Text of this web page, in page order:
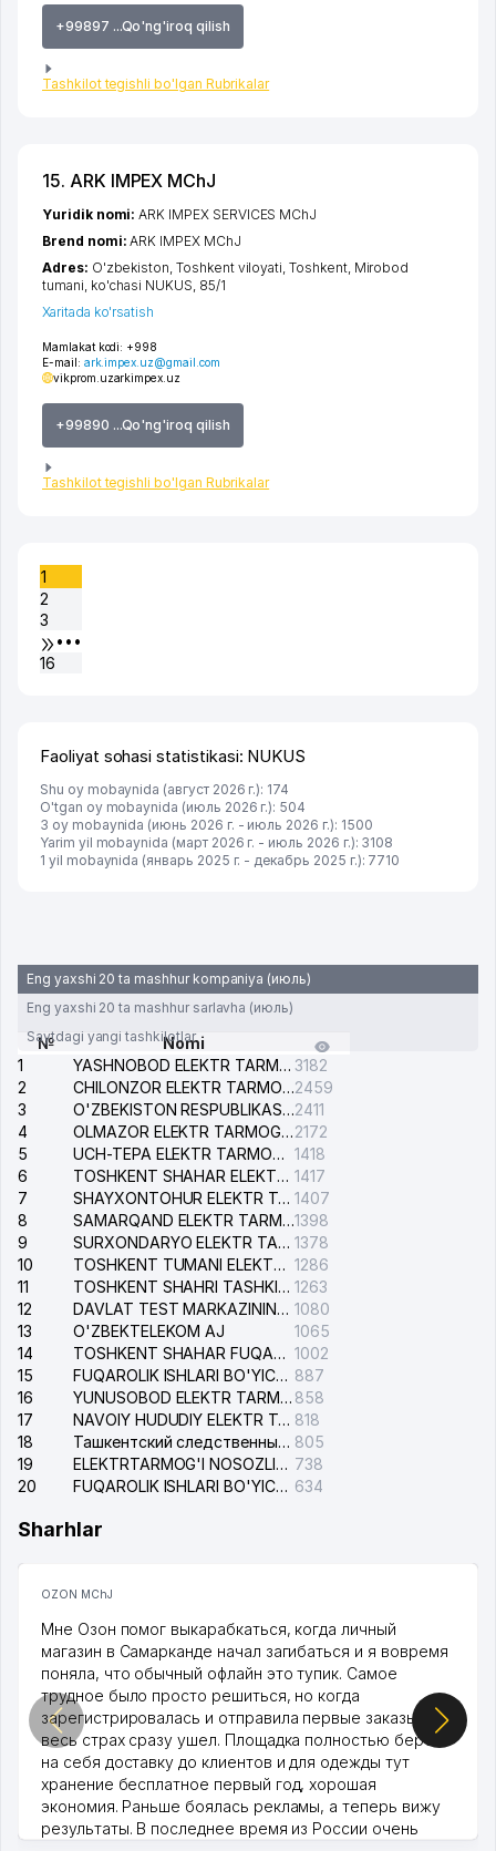
+99897 ...Qo'ng'iroq qilish
Tashkilot tegishli bo'lgan Rubrikalar
15. ARK IMPEX MChJ
Mamlakat kodi: +998
E-mail: ark.impex.uz@gmail.com
vikprom.uzarkimpex.uz
+99890 ...Qo'ng'iroq qilish
Tashkilot tegishli bo'lgan Rubrikalar
Yuridik nomi:ARK IMPEX SERVICES MChJ
Brend nomi:ARK IMPEX MChJ
Adres: O'zbekiston,Toshkent viloyati ,Toshkent, Mirobod
tumani ko'chasi NUKUS , 85/1
Xaritada ko'rsatish
1
2
3
•••
16
Faoliyat sohasi statistikasi: NUKUS
Shu oy mobaynida (август 2026 г.): 174
O'tgan oy mobaynida (июль 2026 г.): 504
3 oy mobaynida (июнь 2026 г. - июль 2026 г.): 1500
Yarim yil mobaynida (март 2026 г. - июль 2026 г.): 3108
1 yil mobaynida (январь 2025 г. - декабрь 2025 г.): 7710
Eng yaxshi 20 ta mashhur kompaniya (июль)
Eng yaxshi 20 ta mashhur sarlavha (июль)
Saytdagi yangi tashkilotlar
№
Nomi
1
YASHNOBOD ELEKTR TARMOG'I NOSOZLIKLARI XIZMATI 3182
2
CHILONZOR ELEKTR TARMOG'I NOSOZLIK XIZMATI2459
3
O'ZBEKISTON RESPUBLIKASI BOSH PROKURATURASI ISHONCH TELEFONI2411
4
OLMAZOR ELEKTR TARMOG'I NOSOZLIKLARI XIZMATI2172
5
UCH-TEPA ELEKTR TARMOG'I NOSOZLIKLARI XIZMATI 1418
6
TOSHKENT SHAHAR ELEKTR TARMOQLARI KORXONASI AJ 1417
7
SHAYXONTOHUR ELEKTR TARMOG'I NOSOZLIKLARINI TUZATISH XIZMATI 1407
8
SAMARQAND ELEKTR TARMOQLARI AJ1398
9
SURXONDARYO ELEKTR TARMOQLARI AJ 1378
10
TOSHKENT TUMANI ELEKTR TARMOG'I AVARIYA XIZMATI 1286
11
TOSHKENT SHAHRI TASHKILOT TELEFONLARI HAQIDA MA'LUMOT BYUROSI 1263
12
DAVLAT TEST MARKAZINING ISHONCH TELEFONLARI 1080
13
O'ZBEKTELEKOM AJ
1065
14
TOSHKENT SHAHAR FUQAROLIK ISHLARI BO'YICHA SUDI 1002
15
FUQAROLIK ISHLARI BO'YICHA YAKKASAROY TUMANLARARO SUDI 887
16
YUNUSOBOD ELEKTR TARMOG'I NOSOZLIKLARI XIZMATI 858
17
NAVOIY HUDUDIY ELEKTR TARMOQLARI KORXONASI AJ 818
18
Ташкентский следственный изолятор 805
19
ELEKTRTARMOG'I NOSOZLIKLARINI TO'ZATISH SERGELI XIZMATI 738
20
FUQAROLIK ISHLARI BO'YICHA UCH-TEPA TUMANI SUDI 634
Sharhlar
OZON MChJ
Мне Озон помог выкарабкаться, когда личный
магазин в Самарканде начал загибаться и я вовремя
поняла, что обычный офлайн это тупик. Самое
трудное было просто решиться, но когда
зарегистрировалась и отправила первые заказы,
весь страх сразу ушел. Площадка полностью берет
на себя доставку до клиентов и для одежды тут
хранение бесплатное первый год, хорошая
экономия. Раньше боялась рекламы, а теперь вижу
результаты. В последнее время из России очень